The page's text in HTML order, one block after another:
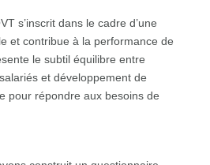
s’inscrit dans le cadre d’une
et contribue à la performance de
le subtil équilibre entre
et développement de
pour répondre aux besoins de